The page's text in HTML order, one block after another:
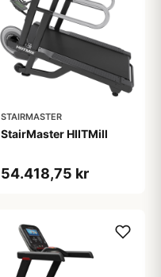
STAIRMASTER
StairMaster HIITMill
54.418,75 kr